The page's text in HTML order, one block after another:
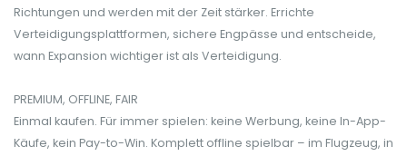
Richtungen und werden mit der Zeit stärker. Errichte
Verteidigungsplattformen, sichere Engpässe und entscheide,
wann Expansion wichtiger ist als Verteidigung.
PREMIUM, OFFLINE, FAIR
Einmal kaufen. Für immer spielen: keine Werbung, keine In-App-
Käufe, kein Pay-to-Win. Komplett offline spielbar – im Flugzeug, in